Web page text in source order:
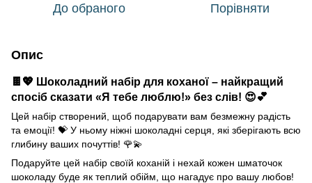
До обраного Порівняти
Опис
🍫💖 Шоколадний набір для коханої – найкращий
спосіб сказати «Я тебе люблю!» без слів! 😍💕
Цей набір створений, щоб подарувати вам безмежну радість
та емоції! 💝 У ньому ніжні шоколадні серця, які зберігають всю
глибину ваших почуттів! 🌹💫
Подаруйте цей набір своїй коханій і нехай кожен шматочок
шоколаду буде як теплий обійм, що нагадує про вашу любов!